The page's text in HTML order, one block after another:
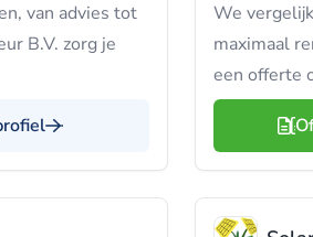
van advies tot
B.V. zorg je
We
maximaal
een offerte